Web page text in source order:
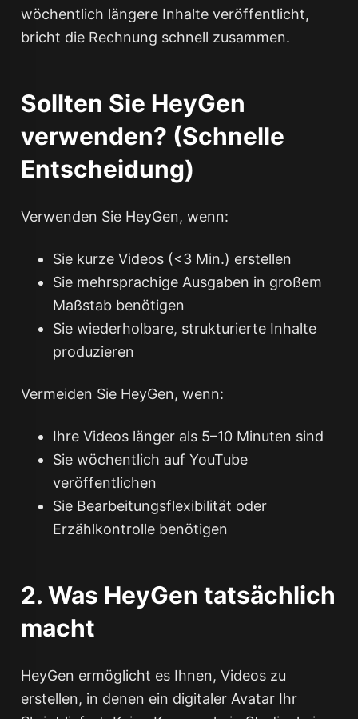
wöchentlich längere Inhalte veröffentlicht,
bricht die Rechnung schnell zusammen.
Sollten Sie HeyGen
verwenden? (Schnelle
Entscheidung)
Verwenden Sie HeyGen, wenn:
Sie kurze Videos (<3 Min.) erstellen
Sie mehrsprachige Ausgaben in großem
Maßstab benötigen
Sie wiederholbare, strukturierte Inhalte
produzieren
Vermeiden Sie HeyGen, wenn:
Ihre Videos länger als 5–10 Minuten sind
Sie wöchentlich auf YouTube
veröffentlichen
Sie Bearbeitungsflexibilität oder
Erzählkontrolle benötigen
2. Was HeyGen tatsächlich
macht
HeyGen ermöglicht es Ihnen, Videos zu
erstellen, in denen ein digitaler Avatar Ihr